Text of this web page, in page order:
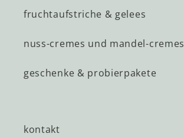
fruchtaufstriche & gelees
nuss-cremes und mandel-cremes
geschenke & probierpakete
kontakt